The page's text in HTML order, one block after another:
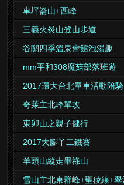
車坪崙山+西峰
三義火炎山登山步道
谷關四季溫泉會館泡湯趣
mm平和308魔菇部落班遊
2017環大台北單車活動陪騎
奇萊主北峰單攻
東卯山之親子健行
2017大腳丫二鐵賽
羊頭山縱走畢祿山
雪山主北東群峰+聖稜線+翠